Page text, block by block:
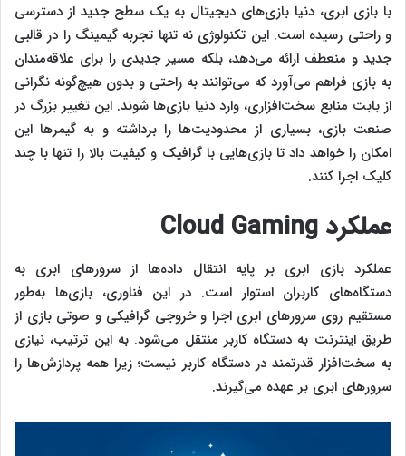
با بازی ابری، دنیا بازی‌های دیجیتال به یک سطح جدید از دسترسی
و راحتی رسیده است. این تکنولوژی نه تنها تجربه گیمینگ را در قالبی
جدید و منعطف ارائه می‌دهد، بلکه مسیر جدیدی را برای علاقه‌مندان
به بازی فراهم می‌آورد که می‌توانند به راحتی و بدون هیچ‌گونه نگرانی
از بابت منابع سخت‌افزاری، وارد دنیا بازی‌ها شوند. این تغییر بزرگ در
صنعت بازی، بسیاری از محدودیت‌ها را برداشته و به گیمرها این
امکان را خواهد داد تا بازی‌هایی با گرافیک و کیفیت بالا را تنها با چند
کلیک اجرا کنند.
عملکرد Cloud Gaming
عملکرد بازی ابری بر پایه انتقال داده‌ها از سرورهای ابری به
دستگاه‌های کاربران استوار است. در این فناوری، بازی‌ها به‌طور
مستقیم روی سرورهای ابری اجرا و خروجی گرافیکی و صوتی بازی از
طریق اینترنت به دستگاه کاربر منتقل می‌شود. به این ترتیب، نیازی
به سخت‌افزار قدرتمند در دستگاه کاربر نیست؛ زیرا همه پردازش‌ها را
سرورهای ابری بر عهده می‌گیرند.